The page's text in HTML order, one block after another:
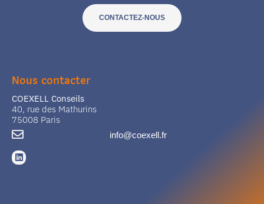
CONTACTEZ-NOUS
Nous contacter
COEXELL Conseils
40, rue des Mathurins
75008 Paris
info@coexell.fr